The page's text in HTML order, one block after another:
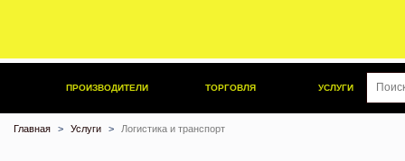
ПРОИЗВОДИТЕЛИ ТОРГОВЛЯ УСЛУГИ
Главная Услуги Логистика и транспорт